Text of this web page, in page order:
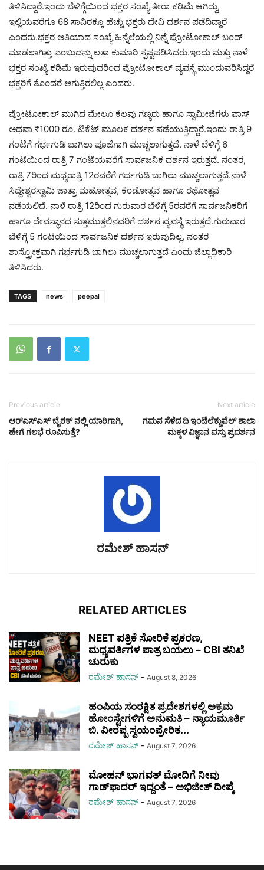
ತಿಳಿಸಿದ್ದಾರೆ.ಇಂದು ಬೆಳಿಗ್ಗೆಯಿಂದ ಭಕ್ತರ ಸಂಖ್ಯೆ ತೀರಾ ಕಡಿಮೆ ಆಗಿದ್ದು,
ಇಲ್ಲಿಯವರೆಗೂ 68 ಸಾವಿರಕ್ಕೂ ಹೆಚ್ಚು ಭಕ್ತರು ದೇವಿ ದರ್ಶನ ಪಡೆದಿದ್ದಾರೆ
ಎಂದರು.ಭಕ್ತರ ಅತಿಯಾದ ಸಂಖ್ಯೆ ಹಿನ್ನೆಲೆಯಲ್ಲಿ ನಿನ್ನೆ ಪ್ರೋಟೋಕಾಲ್ ಬಂದ್
ಮಾಡಲಾಗಿತ್ತು ಎಂಬುದನ್ನು ಲತಾ ಕುಮಾರಿ ಸ್ಪಷ್ಟಪಡಿಸಿದರು.ಇಂದು ಮತ್ತು ನಾಳೆ
ಭಕ್ತರ ಸಂಖ್ಯೆ ಕಡಿಮೆ ಇರುವುದರಿಂದ ಪ್ರೋಟೋಕಾಲ್ ವ್ಯವಸ್ಥೆ ಮುಂದುವರಿಸಿದ್ದರೆ
ಭಕ್ತರಿಗೆ ತೊಂದರೆ ಆಗುತ್ತಿರಲಿಲ್ಲ ಎಂದರು.
ಪ್ರೋಟೋಕಾಲ್ ಮುಗಿದ ಮೇಲೂ ಕೆಲವು ಗಣ್ಯರು ಹಾಗೂ ಸ್ವಾಮೀಜಿಗಳು ಪಾಸ್
ಅಥವಾ ₹1000 ರೂ. ಟಿಕೆಟ್ ಮೂಲಕ ದರ್ಶನ ಪಡೆಯುತ್ತಿದ್ದಾರೆ.ಇಂದು ರಾತ್ರಿ 9
ಗಂಟೆಗೆ ಗರ್ಭಗುಡಿ ಬಾಗಿಲು ಪೂಜೆಗಾಗಿ ಮುಚ್ಚಲಾಗುತ್ತದೆ. ನಾಳೆ ಬೆಳಿಗ್ಗೆ 6
ಗಂಟೆಯಿಂದ ರಾತ್ರಿ 7 ಗಂಟೆಯವರೆಗೆ ಸಾರ್ವಜನಿಕ ದರ್ಶನ ಇರುತ್ತದೆ. ನಂತರ,
ರಾತ್ರಿ 7ರಿಂದ ಮಧ್ಯರಾತ್ರಿ 12ರವರೆಗೆ ಗರ್ಭಗುಡಿ ಬಾಗಿಲು ಮುಚ್ಚಲಾಗುತ್ತದೆ.ನಾಳೆ
ಸಿದ್ದೇಶ್ವರಸ್ವಾಮಿ ಜಾತ್ರಾ ಮಹೋತ್ಸವ, ಕೆಂಡೋತ್ಸವ ಹಾಗೂ ರಥೋತ್ಸವ
ನಡೆಯಲಿದೆ. ನಾಳೆ ರಾತ್ರಿ 12ರಿಂದ ಗುರುವಾರ ಬೆಳಿಗ್ಗೆ 5ರವರೆಗೆ ಸಾರ್ವಜನಿಕರಿಗೆ
ಹಾಗೂ ದೇವಸ್ಥಾನದ ಸುತ್ತಮುತ್ತಲಿನವರಿಗೆ ದರ್ಶನ ವ್ಯವಸ್ಥೆ ಇರುತ್ತದೆ.ಗುರುವಾರ
ಬೆಳಿಗ್ಗೆ 5 ಗಂಟೆಯಿಂದ ಸಾರ್ವಜನಿಕ ದರ್ಶನ ಇರುವುದಿಲ್ಲ, ನಂತರ
ಶಾಸ್ತ್ರೋಕ್ತವಾಗಿ ಗರ್ಭಗುಡಿ ಬಾಗಿಲು ಮುಚ್ಚಲಾಗುತ್ತದೆ ಎಂದು ಜಿಲ್ಲಾಧಿಕಾರಿ
ತಿಳಿಸಿದರು.
TAGS news peepal
Previous article
ಆರ್‌ಎಸ್‌ಎಸ್ ಬೈಠಕ್ ನಲ್ಲಿ ಯಾರಿಗಾಗಿ,
ಹೇಗೆ ಗಲಭೆ ರೂಪಿಸುತ್ತೆ?
Next article
ಗಮನ ಸೆಳೆದ ದಿ ಇಂಟೆಲೆಕ್ಚುವೆಲ್ ಶಾಲಾ
ಮಕ್ಕಳ ವಿಜ್ಞಾನ ವಸ್ತು ಪ್ರದರ್ಶನ
ರಮೇಶ್‌ ಹಾಸನ್‌
RELATED ARTICLES
NEET ಪತ್ರಿಕೆ ಸೋರಿಕೆ ಪ್ರಕರಣ,
ಮಧ್ಯವರ್ತಿಗಳ ಪಾತ್ರ ಬಯಲು – CBI ತನಿಖೆ
ಚುರುಕು
ರಮೇಶ್‌ ಹಾಸನ್‌ - August 8, 2026
ಹಂಪಿಯ ಸಂರಕ್ಷಿತ ಪ್ರದೇಶಗಳಲ್ಲಿ ಅಕ್ರಮ
ಹೋಂಸ್ಟೇಗಳಿಗೆ ಅನುಮತಿ – ನ್ಯಾಯಮೂರ್ತಿ
ಬಿ. ವೀರಪ್ಪ ಸ್ವಯಂಪ್ರೇರಿತ...
ರಮೇಶ್‌ ಹಾಸನ್‌ - August 7, 2026
ಮೋಹನ್ ಭಾಗವತ್ ಮೋದಿಗೆ ನೀವು
ಗಾಡ್‌ಫಾದರ್ ಇದ್ದಂತೆ – ಅಭಿಜೀತ್ ದೀಪ್ಕೆ
ರಮೇಶ್‌ ಹಾಸನ್‌ - August 7, 2026